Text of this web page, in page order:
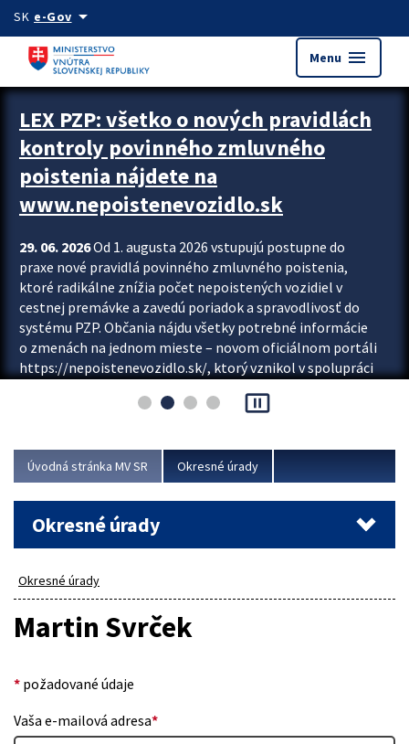
Preskocit na hlavný obsah
SK e-Govarrow_drop_down
Menu menu
Zastavit automatický posun upútavok
LEX PZP: všetko o nových pravidlách
kontroly povinného zmluvného
poistenia nájdete na
www.nepoistenevozidlo.sk
29. 06. 2026Od 1. augusta 2026 vstupujú postupne do
praxe nové pravidlá povinného zmluvného poistenia,
ktoré radikálne znížia počet nepoistených vozidiel v
cestnej premávke a zavedú poriadok a spravodlivosť do
systému PZP. Občania nájdu všetky potrebné informácie
o zmenách na jednom mieste – novom oficiálnom portáli
https://nepoistenevozidlo.sk/, ktorý vznikol v spolupráci
asociácie poisťovní (SLASPO) a Ministerstva vnútra SR.
Viac
pause_presentation
Úvodná stránka MV SR Okresné úrady
Okresné úrady
Okresné úrady
Martin Svrček
* požadované údaje
Vaša e-mailová adresa*